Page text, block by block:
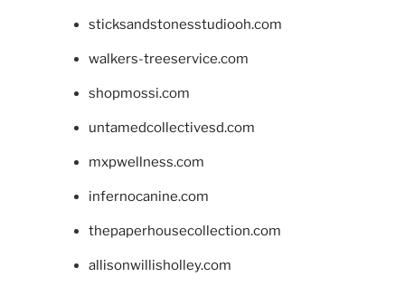
sticksandstonesstudiooh.com
walkers-treeservice.com
shopmossi.com
untamedcollectivesd.com
mxpwellness.com
infernocanine.com
thepaperhousecollection.com
allisonwillisholley.com